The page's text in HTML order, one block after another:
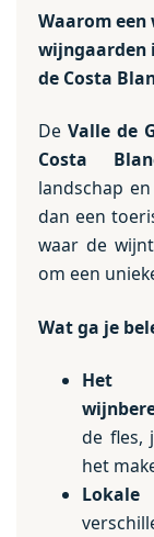
Waarom
wijngaarden
de Costa
De Valle de
Costa
landschap
dan een
waar de
om een
Wat ga je
Het
de fles,
het